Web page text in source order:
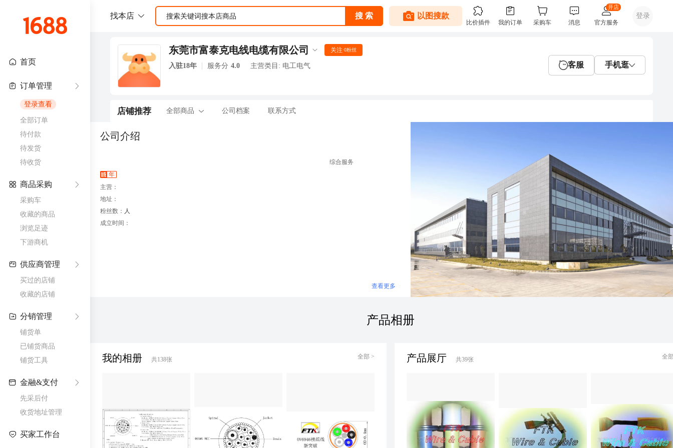
东莞市富泰克电线电缆有限公司 关注·0粉丝
入驻18年 服务分 4.0 主营类目: 电工电气 客服 手机逛
店铺推荐 全部商品 公司档案 联系方式
公司介绍
年
主营：
地址：
粉丝数： 人
成立时间：
综合服务
查看更多
产品相册
我的相册 共138张 全部 > 产品展厅 共39张 全